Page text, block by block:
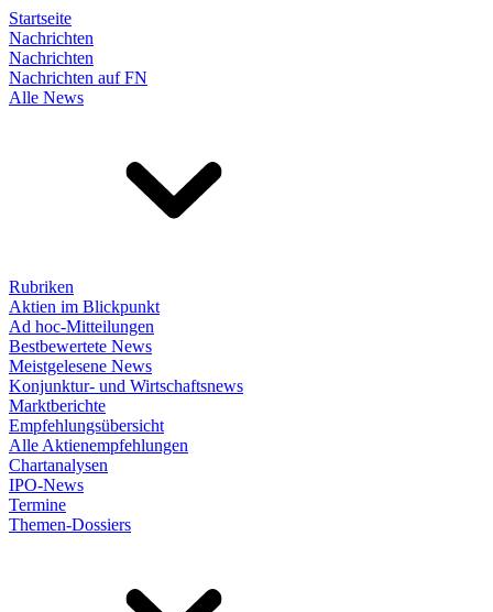
Startseite
Nachrichten
Nachrichten
Nachrichten auf FN
Alle News
Rubriken
Aktien im Blickpunkt
Ad hoc-Mitteilungen
Bestbewertete News
Meistgelesene News
Konjunktur- und Wirtschaftsnews
Marktberichte
Empfehlungsübersicht
Alle Aktienempfehlungen
Chartanalysen
IPO-News
Termine
Themen-Dossiers